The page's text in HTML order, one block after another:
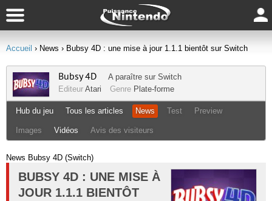
Accueil › News › Bubsy 4D : une mise à jour 1.1.1 bientôt sur Switch
Bubsy 4D A paraître sur Switch
Editeur Atari Genre Plate-forme
Hub du jeu Tous les articles News Test Preview
Images Vidéos Avis des visiteurs
News Bubsy 4D (Switch)
BUBSY 4D : UNE MISE À
JOUR 1.1.1 BIENTÔT